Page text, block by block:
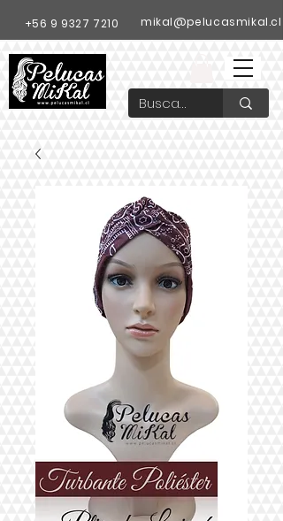
+56 9 9327 7210 mikal@pelucasmikal.cl